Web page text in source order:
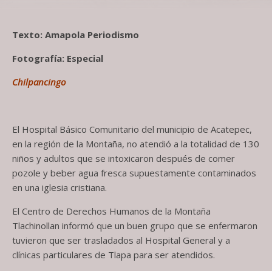
Texto: Amapola Periodismo
Fotografía: Especial
Chilpancingo
El Hospital Básico Comunitario del municipio de Acatepec,
en la región de la Montaña, no atendió a la totalidad de 130
niños y adultos que se intoxicaron después de comer
pozole y beber agua fresca supuestamente contaminados
en una iglesia cristiana.
El Centro de Derechos Humanos de la Montaña
Tlachinollan informó que un buen grupo que se enfermaron
tuvieron que ser trasladados al Hospital General y a
clínicas particulares de Tlapa para ser atendidos.